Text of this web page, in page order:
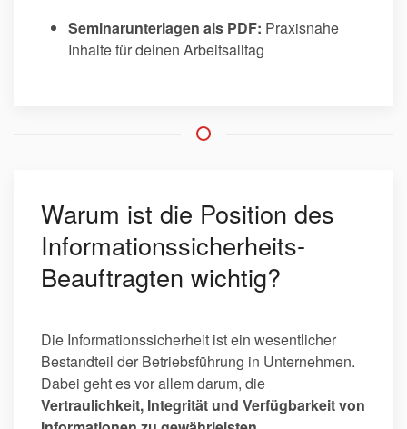
Seminarunterlagen als PDF: Praxisnahe
Inhalte für deinen Arbeitsalltag
Warum ist die Position des
Informationssicherheits-
Beauftragten wichtig?
Die Informationssicherheit ist ein wesentlicher
Bestandteil der Betriebsführung in Unternehmen.
Dabei geht es vor allem darum, die
Vertraulichkeit, Integrität und Verfügbarkeit von